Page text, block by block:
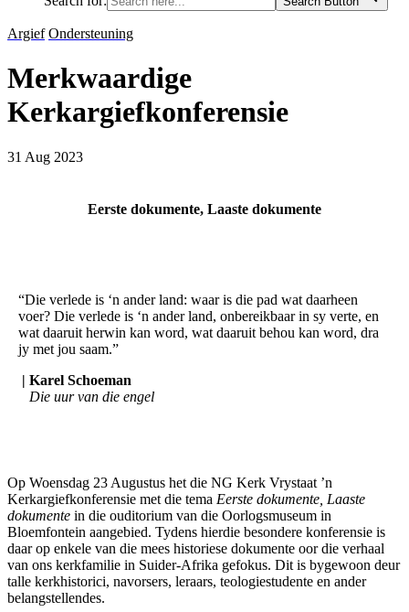
Argief Ondersteuning
Merkwaardige
Kerkargiefkonferensie
31 Aug 2023
Eerste dokumente, Laaste dokumente
“Die verlede is ‘n ander land: waar is die pad wat daarheen
voer? Die verlede is ‘n ander land, onbereikbaar in sy verte, en
wat daaruit herwin kan word, wat daaruit behou kan word, dra
jy met jou saam.”
| Karel Schoeman
Die uur van die engel
Op Woensdag 23 Augustus het die NG Kerk Vrystaat ’n
Kerkargiefkonferensie met die tema Eerste dokumente, Laaste
dokumente in die ouditorium van die Oorlogsmuseum in
Bloemfontein aangebied. Tydens hierdie besondere konferensie is
daar op enkele van die mees historiese dokumente oor die verhaal
van ons kerkfamilie in Suider-Afrika gefokus. Dit is bygewoon deur
talle kerkhistorici, navorsers, leraars, teologiestudente en ander
belangstellendes.